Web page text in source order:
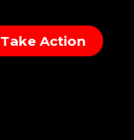
Take Action